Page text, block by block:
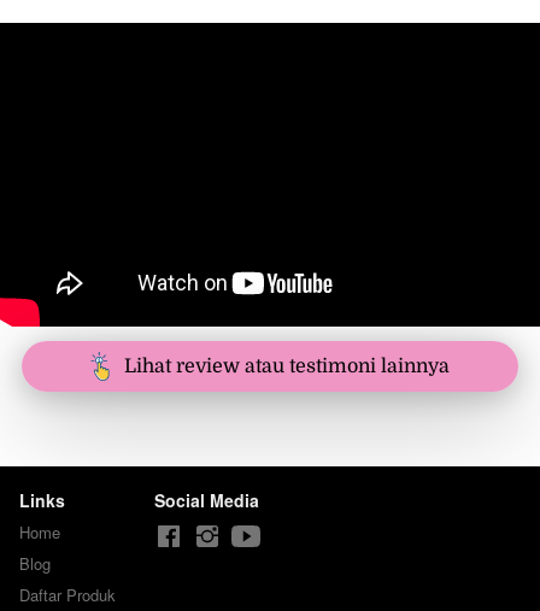
` Lihat review atau testimoni lainnya
Links
Home
Blog
Daftar Produk
Social Media